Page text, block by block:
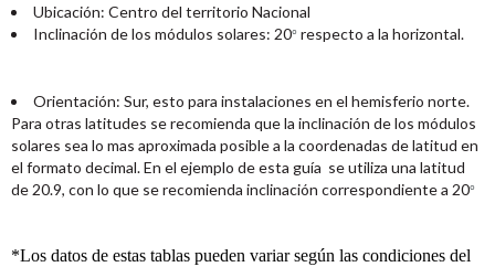
Ubicación: Centro del territorio Nacional
Inclinación de los módulos solares: 20° respecto a la horizontal.
Orientación: Sur, esto para instalaciones en el hemisferio norte.
Para otras latitudes se recomienda que la inclinación de los módulos
solares sea lo mas aproximada posible a la coordenadas de latitud en
el formato decimal. En el ejemplo de esta guía se utiliza una latitud
de 20.9, con lo que se recomienda inclinación correspondiente a 20°
*Los datos de estas tablas pueden variar según las condiciones del